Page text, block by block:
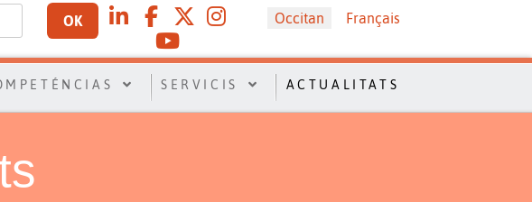
OK Sélectionnez votre langue
Occitan Français
SERVICIS ACTUALITATS